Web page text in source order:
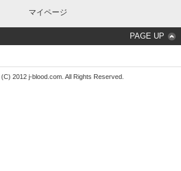
マイページ
PAGE UP
2012 j-blood.com. All Rights Reserved.